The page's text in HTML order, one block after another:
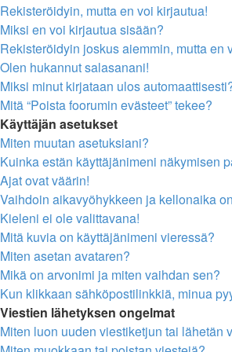
Rekisteröidyin, mutta en voi kirjautua!
Miksi en voi kirjautua sisään?
Rekisteröidyin joskus aiemmin, mutta en
Olen hukannut salasanani!
Miksi minut kirjataan ulos
Mitä “Poista foorumin evästeet” tekee?
Käyttäjän asetukset
Miten muutan asetuksiani?
Kuinka estän käyttäjänimeni näkymisen
Ajat ovat väärin!
Vaihdoin aikavyöhykkeen ja kellonaika
Kieleni ei ole valittavana!
Mitä kuvia on käyttäjänimeni vieressä?
Miten asetan avataren?
Mikä on arvonimi ja miten vaihdan sen?
Kun klikkaan sähköpostilinkkiä, minua
Viestien lähetyksen ongelmat
Miten luon uuden viestiketjun tai lähetän